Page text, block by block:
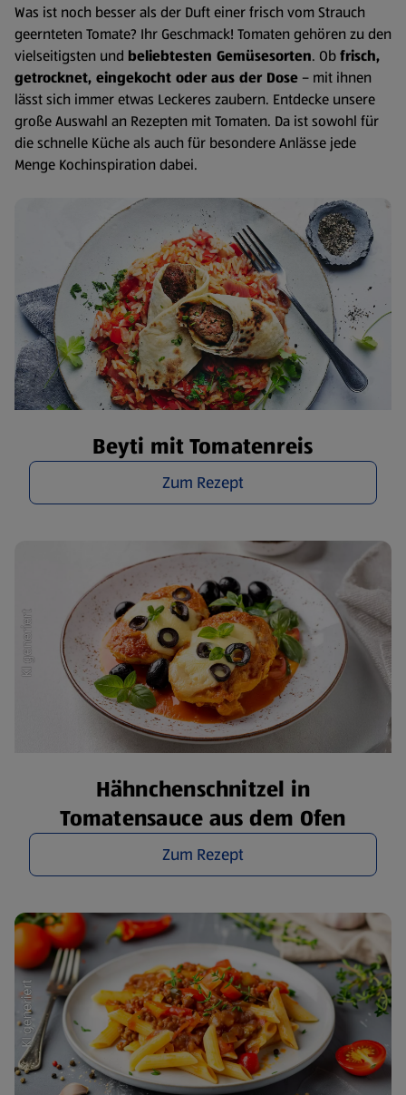
Was ist noch besser als der Duft einer frisch vom Strauch
geernteten Tomate? Ihr Geschmack! Tomaten gehören zu den
vielseitigsten und beliebtesten Gemüsesorten. Obfrisch,
getrocknet, eingekocht oder aus der Dose – mit ihnen
lässt sich immer etwas Leckeres zaubern. Entdecke unsere
große Auswahl an Rezepten mit Tomaten. Da ist sowohl für
die schnelle Küche als auch für besondere Anlässe jede
Menge Kochinspiration dabei.
Beyti mit Tomatenreis
Zum Rezept
Hähnchenschnitzel in
Tomatensauce aus dem Ofen
Zum Rezept